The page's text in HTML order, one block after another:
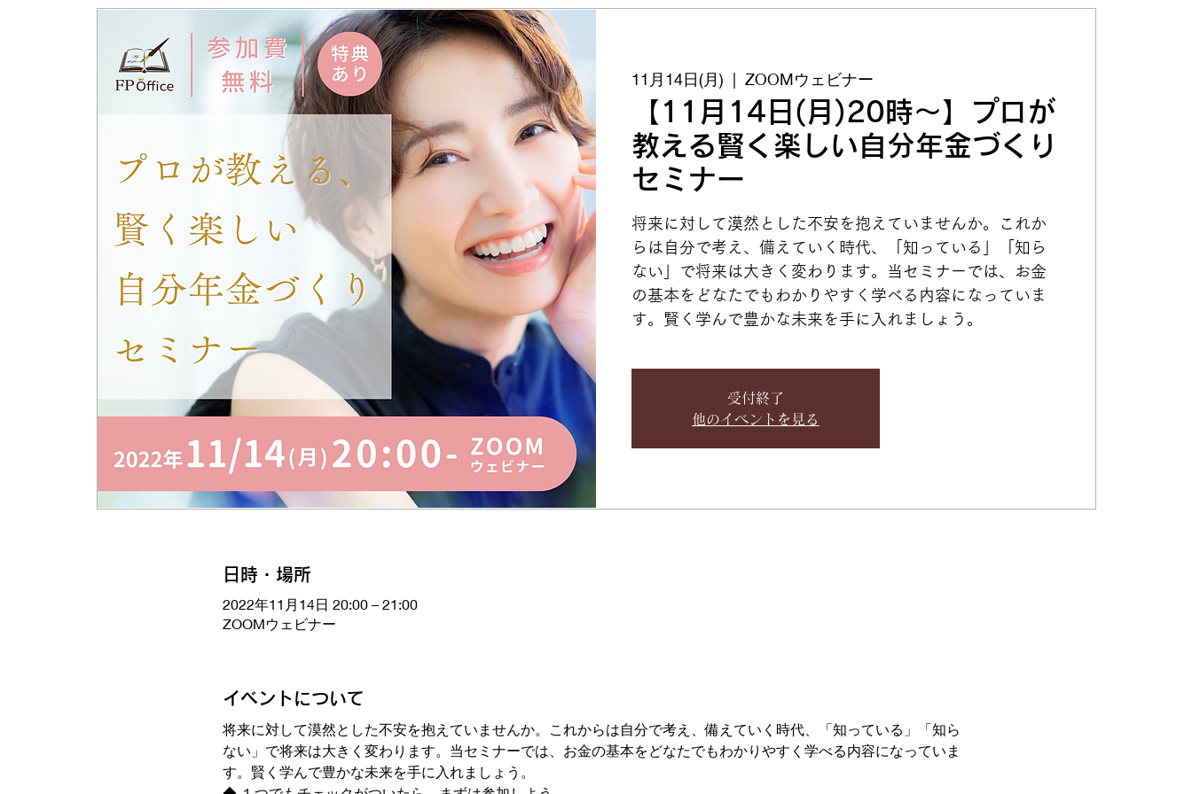
11月14日(月)
  |
ZOOMウェビナー
【11月14日(月)20時～】プロが
教える賢く楽しい自分年金づくり
セミナー
将来に対して漠然とした不安を抱えていませんか。これか
らは自分で考え、備えていく時代、「知っている」「知ら
ない」で将来は大きく変わります。当セミナーでは、お金
の基本をどなたでもわかりやすく学べる内容になっていま
す。賢く学んで豊かな未来を手に入れましょう。
受付終了
他のイベントを見る
日時・場所
2022年11月14日 20:00 – 21:00
ZOOMウェビナー
イベントについて
将来に対して漠然とした不安を抱えていませんか。これからは自分で考え、備えていく時代、「知っている」「知ら
ない」で将来は大きく変わります。当セミナーでは、お金の基本をどなたでもわかりやすく学べる内容になっていま
す。賢く学んで豊かな未来を手に入れましょう。